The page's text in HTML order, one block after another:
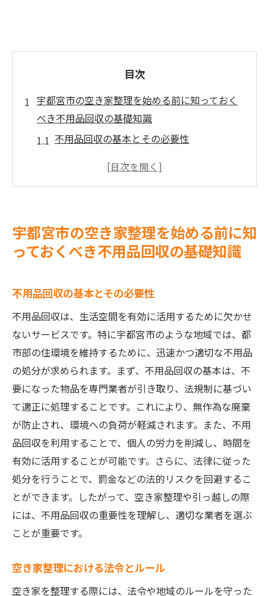
目次
宇都宮市の空き家整理を始める前に知っておく
べき不用品回収の基礎知識
不用品回収の基本とその必要性
空き家整理における法令とルール
不用品回収の費用対効果の検討
プロの不用品回収で空き家問題を解決する方法
プロのサービスを利用するメリット
効率的なスケジュールの組み方
地域に密着した業者の選定方法
不用品処分と環境保護の関係
安心と信頼の得られる業者の見つけ方
プロに依頼する際の注意点
効率的な空き家片付けの秘訣：不用品回収のプ
ロから学ぶ
効果的に片付けを進めるステップ
不用品回収のプロが教える時短テクニック
片付けを成功させるためのチェックリスト
安全に不用品を回収するためのポイント
片付け後の清掃とメンテナンス
不用品回収で空き家を有効活用！宇都宮市の業
宇都宮市の空き家整理を始める前に知
っておくべき不用品回収の基礎知識
不用品回収の基本とその必要性
不用品回収は、生活空間を有効に活用するために欠かせ
ないサービスです。特に宇都宮市のような地域では、都
市部の住環境を維持するために、迅速かつ適切な不用品
の処分が求められます。まず、不用品回収の基本は、不
要になった物品を専門業者が引き取り、法規制に基づい
て適正に処理することです。これにより、無作為な廃棄
が防止され、環境への負荷が軽減されます。また、不用
品回収を利用することで、個人の労力を削減し、時間を
有効に活用することが可能です。さらに、法律に従った
処分を行うことで、罰金などの法的リスクを回避するこ
とができます。したがって、空き家整理や引っ越しの際
には、不用品回収の重要性を理解し、適切な業者を選ぶ
ことが重要です。
空き家整理における法令とルール
空き家を整理する際には、法令や地域のルールを守った